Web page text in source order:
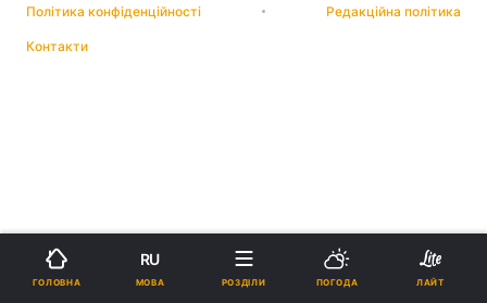
Політика конфіденційності Редакційна політика
Контакти
ГОЛОВНА
RU
МОВА РОЗДІЛИ ПОГОДА ЛАЙТ